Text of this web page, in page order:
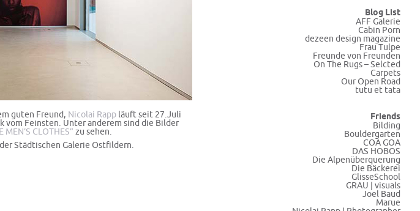
guten Freund, Nicolai Rapp läuft seit 27.Juli
Feinsten. Unter anderem sind die Bilder
MEN’S CLOTHES” zu sehen.
Städtischen Galerie Ostfildern.
Blog List
AFF Galerie
Cabin Porn
dezeen design magazine
Frau Tulpe
Freunde von Freunden
On The Rugs – Selcted
Carpets
Our Open Road
tutu et tata
Friends
Bilding
Bouldergarten
COA GOA
DAS HOBOS
Die Alpenüberquerung
Die Bäckerei
GlisseSchool
GRAU | visuals
Joel Baud
Marue